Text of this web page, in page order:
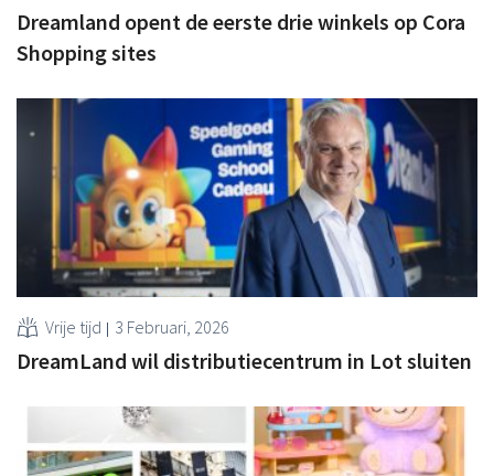
Dreamland opent de eerste drie winkels op Cora
Shopping sites
Vrije tijd 3 Februari, 2026
DreamLand wil distributiecentrum in Lot sluiten